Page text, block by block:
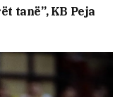
tanë”, KB Peja